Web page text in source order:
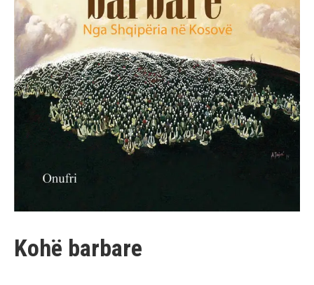
Kohë barbare